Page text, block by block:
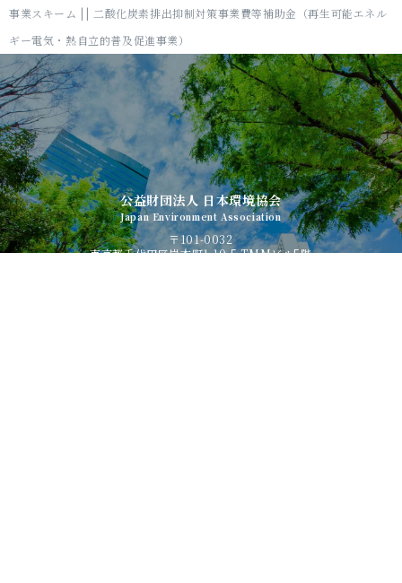
事業スキーム || 二酸化炭素排出抑制対策事業費等補助金（再生可能エネル
ギー電気・熱自立的普及促進事業）
公益財団法人 日本環境協会
Japan Environment Association
〒101-0032
東京都千代田区岩本町1-10-5 TMMビル5階